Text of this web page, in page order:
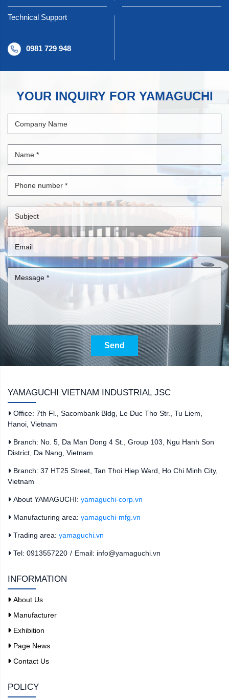
Technical Support
0981 729 948
YOUR INQUIRY FOR YAMAGUCHI
Send
YAMAGUCHI VIETNAM INDUSTRIAL JSC
Office: 7th Fl., Sacombank Bldg, Le Duc Tho Str., Tu Liem,
Hanoi, Vietnam
Branch: No. 5, Da Man Dong 4 St., Group 103, Ngu Hanh Son
District, Da Nang, Vietnam
Branch: 37 HT25 Street, Tan Thoi Hiep Ward, Ho Chi Minh City,
Vietnam
About YAMAGUCHI: yamaguchi-corp.vn
Manufacturing area: yamaguchi-mfg.vn
Trading area: yamaguchi.vn
Tel: 0913557220 / Email: info@yamaguchi.vn
INFORMATION
About Us
Manufacturer
Exhibition
Page News
Contact Us
POLICY